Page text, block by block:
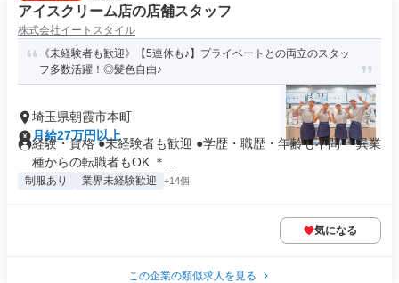
アイスクリーム店の店舗スタッフ
株式会社イートスタイル
《未経験者も歓迎》【5連休も♪】プライベートとの両立のスタッ
フ多数活躍！◎髪色自由♪
埼玉県朝霞市本町
月給27万円以上
経験・資格 ●未経験者も歓迎 ●学歴・職歴・年齢も不問 ＊異業
種からの転職者もOK ＊...
制服あり 業界未経験歓迎 +14個
気になる
この企業の類似求人を見る